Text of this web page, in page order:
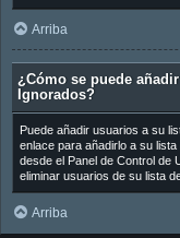
Arriba
¿Cómo se puede
Ignorados?
Puede añadir usuarios a su
enlace para añadirlo a su
desde el Panel de Control de
eliminar usuarios de su lista
Arriba